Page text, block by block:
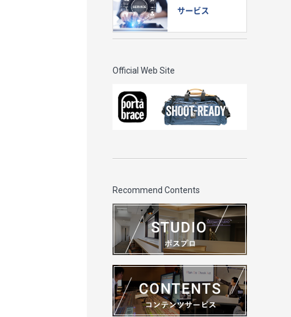
サービス
Official Web Site
Recommend Contents